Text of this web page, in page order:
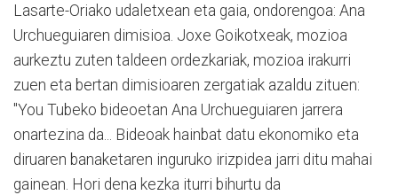
Lasarte-Oriako udaletxean eta gaia, ondorengoa: Ana
Urchueguiaren dimisioa. Joxe Goikotxeak, mozioa
aurkeztu zuten taldeen ordezkariak, mozioa irakurri
zuen eta bertan dimisioaren zergatiak azaldu zituen:
"You Tubeko bideoetan Ana Urchueguiaren jarrera
onartezina da... Bideoak hainbat datu ekonomiko eta
diruaren banaketaren inguruko irizpidea jarri ditu mahai
gainean. Hori dena kezka iturri bihurtu da